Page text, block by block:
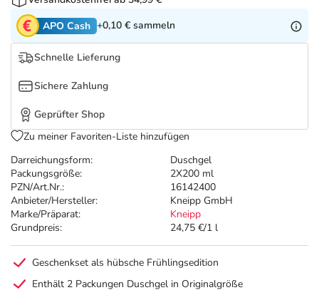
Tierapotheke
Vitamine & Mineralstoffe
Marken
Salus Deals
Darreichungsform:
Duschgel
Packungsgröße:
2X200 ml
PZN/Art.Nr.:
16142400
Anbieter/Hersteller:
Kneipp GmbH
Marke/Präparat:
Kneipp
Grundpreis:
24,75 €/1 l
APO Cash +0,10 € sammeln
Schnelle Lieferung
Sichere Zahlung
Geprüfter Shop
Zu meiner Favoriten-Liste hinzufügen
Geschenkset als hübsche Frühlingsedition
Enthält 2 Packungen Duschgel in Originalgröße